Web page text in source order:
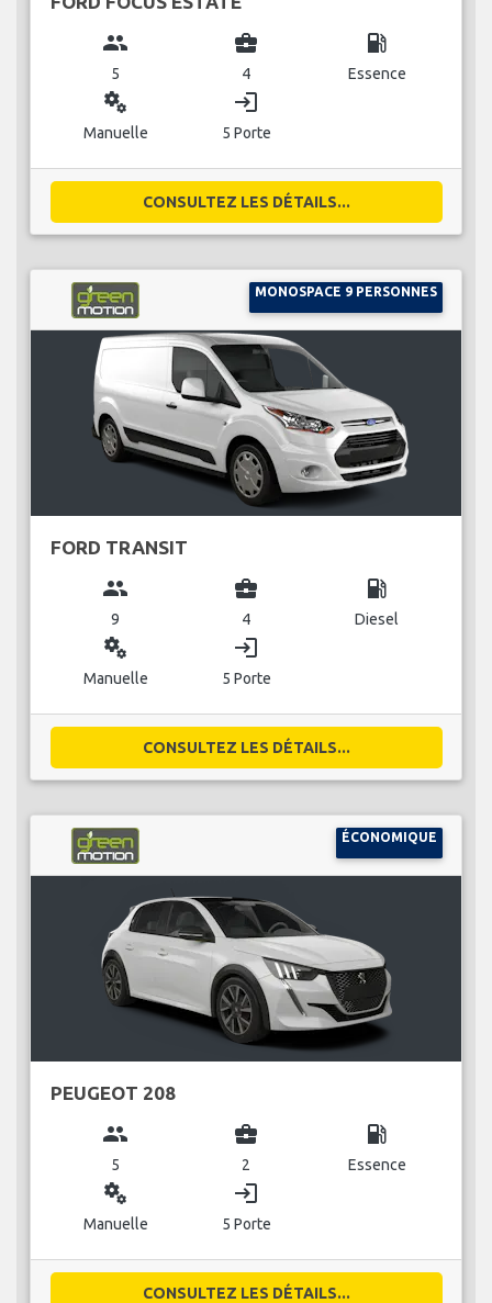
group
5
business_center
4
local_gas_station
Essence
miscellaneous_services
Manuelle
login
5 Porte
CONSULTEZ LES DÉTAILS...
MONOSPACE 9 PERSONNES
FORD TRANSIT
group
9
business_center
4
local_gas_station
Diesel
miscellaneous_services
Manuelle
login
5 Porte
CONSULTEZ LES DÉTAILS...
ÉCONOMIQUE
PEUGEOT 208
group
5
business_center
2
local_gas_station
Essence
miscellaneous_services
Manuelle
login
5 Porte
CONSULTEZ LES DÉTAILS...